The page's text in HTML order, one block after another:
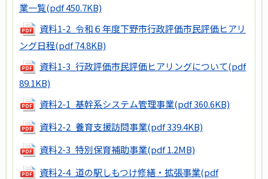
業一覧(pdf 450.7KB)
資料1-2_令和６年度下野市行政評価市民評価ヒアリ
ング日程(pdf 74.8KB)
資料1-3_行政評価市民評価ヒアリングについて(pdf
89.1KB)
資料2-1_基幹系システム管理事業(pdf 360.6KB)
資料2-2_養育支援訪問事業(pdf 339.4KB)
資料2-3_特別保育補助事業(pdf 1.2MB)
資料2-4_道の駅しもつけ修繕・拡張事業(pdf